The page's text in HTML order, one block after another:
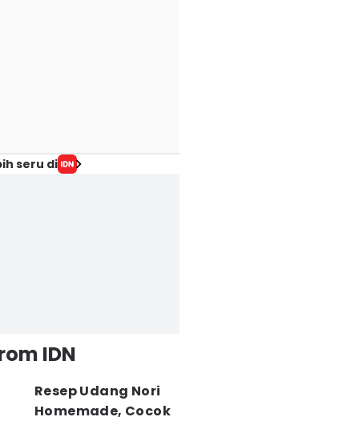
seru di
IDN
Resep Udang Nori
Homemade, Cocok